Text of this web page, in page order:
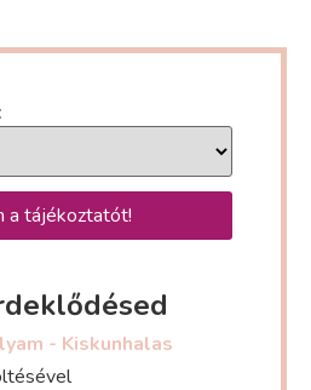
a tájékoztatót!
- Kiskunhalas